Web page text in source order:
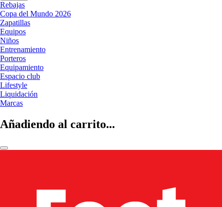
Rebajas
Copa del Mundo 2026
Zapatillas
Equipos
Niños
Entrenamiento
Porteros
Equipamiento
Espacio club
Lifestyle
Liquidación
Marcas
Añadiendo al carrito...